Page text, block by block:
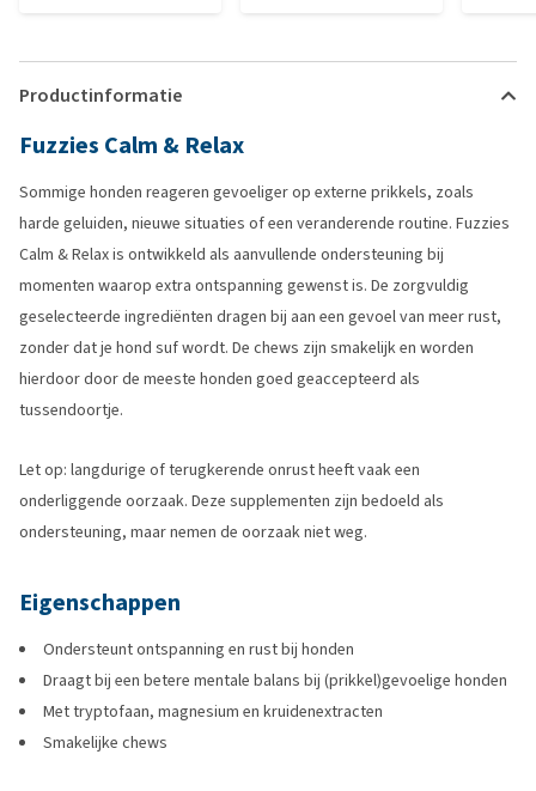
Productinformatie
Fuzzies Calm & Relax
Sommige honden reageren gevoeliger op externe prikkels, zoals
harde geluiden, nieuwe situaties of een veranderende routine. Fuzzies
Calm & Relax is ontwikkeld als aanvullende ondersteuning bij
momenten waarop extra ontspanning gewenst is. De zorgvuldig
geselecteerde ingrediënten dragen bij aan een gevoel van meer rust,
zonder dat je hond suf wordt. De chews zijn smakelijk en worden
hierdoor door de meeste honden goed geaccepteerd als
tussendoortje.
Let op: langdurige of terugkerende onrust heeft vaak een
onderliggende oorzaak. Deze supplementen zijn bedoeld als
ondersteuning, maar nemen de oorzaak niet weg.
Eigenschappen
Ondersteunt ontspanning en rust bij honden
Draagt bij een betere mentale balans bij (prikkel)gevoelige honden
Met tryptofaan, magnesium en kruidenextracten
Smakelijke chews